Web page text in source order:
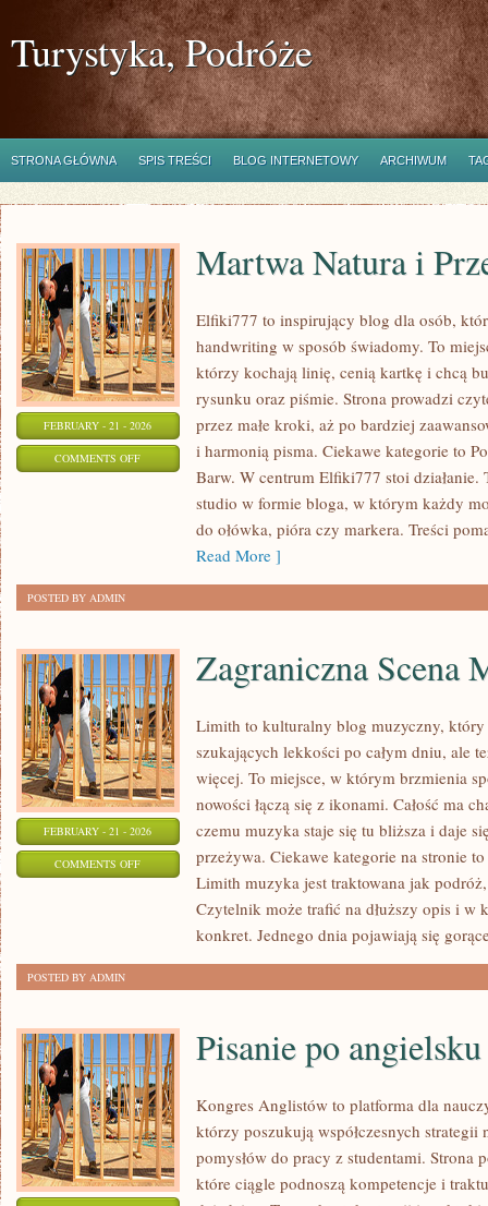
Turystyka, Podróże
STRONA GŁÓWNA SPIS TREŚCI BLOG INTERNETOWY ARCHIWUM
FEBRUARY - 21 - 2026
COMMENTS OFFON
PRZEDMIOTY
Martwa Natura i
Elfiki777 to inspirujący blog dla osób,
handwriting w sposób świadomy. To
którzy kochają linię, cenią kartkę i chcą
rysunku oraz piśmie. Strona prowadzi
przez małe kroki, aż po bardziej
i harmonią pisma. Ciekawe kategorie to
Barw. W centrum Elfiki777 stoi
studio w formie bloga, w którym każdy
do ołówka, pióra czy markera. Treści
Read More ]
POSTED BY ADMIN
FEBRUARY - 21 - 2026
COMMENTS OFFON
ZAGRANICZNA
MUZYCZNA
Zagraniczna Scena
Limith to kulturalny blog muzyczny, który
szukających lekkości po całym dniu, ale
więcej. To miejsce, w którym brzmienia
nowości łączą się z ikonami. Całość ma
czemu muzyka staje się tu bliższa i daje
przeżywa. Ciekawe kategorie na stronie
Limith muzyka jest traktowana jak
Czytelnik może trafić na dłuższy opis i w
konkret. Jednego dnia pojawiają się
POSTED BY ADMIN
Pisanie po angielsku
Kongres Anglistów to platforma dla
którzy poszukują współczesnych strategii
pomysłów do pracy z studentami. Strona
które ciągle podnoszą kompetencje i